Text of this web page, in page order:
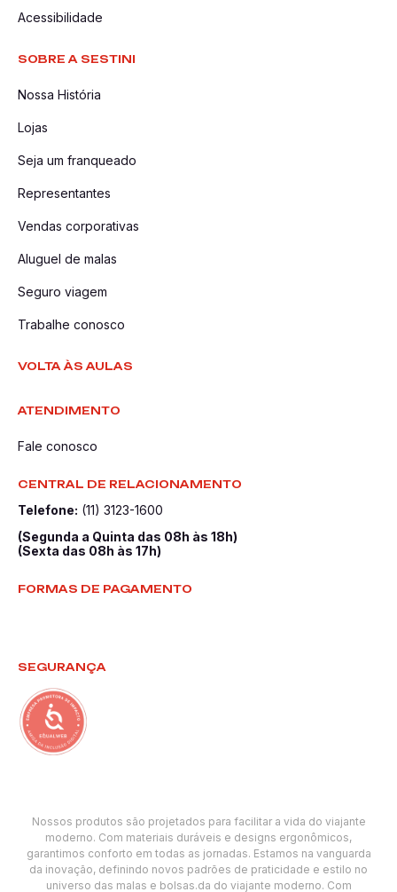
Acessibilidade
SOBRE A SESTINI
Nossa História
Lojas
Seja um franqueado
Representantes
Vendas corporativas
Aluguel de malas
Seguro viagem
Trabalhe conosco
VOLTA ÀS AULAS
ATENDIMENTO
Fale conosco
CENTRAL DE RELACIONAMENTO
Telefone: (11) 3123-1600
(Segunda a Quinta das 08h às 18h)
(Sexta das 08h às 17h)
FORMAS DE PAGAMENTO
SEGURANÇA
Nossos produtos são projetados para facilitar a vida do viajante
moderno. Com materiais duráveis e designs ergonômicos,
garantimos conforto em todas as jornadas. Estamos na vanguarda
da inovação, definindo novos padrões de praticidade e estilo no
universo das malas e bolsas.da do viajante moderno. Com